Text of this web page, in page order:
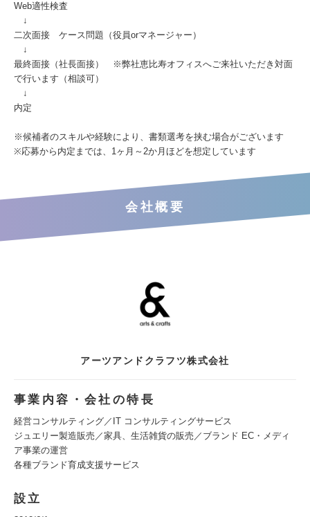
Web適性検査
↓
二次面接 ケース問題（役員orマネージャー）
↓
最終面接（社長面接） ※弊社恵比寿オフィスへご来社いただき対面
で行います（相談可）
↓
内定
※候補者のスキルや経験により、書類選考を挟む場合がございます
※応募から内定までは、1ヶ月～2か月ほどを想定しています
会社概要
アーツアンドクラフツ株式会社
事業内容・会社の特長
経営コンサルティング／IT コンサルティングサービス
ジュエリー製造販売／家具、生活雑貨の販売／ブランド EC・メディ
ア事業の運営
各種ブランド育成支援サービス
設立